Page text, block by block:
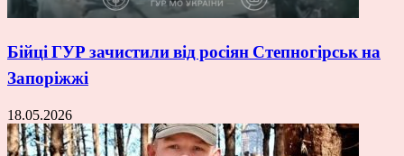
Бійці ГУР зачистили від росіян Степногірськ на
Запоріжжі
18.05.2026